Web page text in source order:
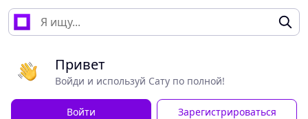
Привет
Войди и используй Сату по полной!
Войти Зарегистрироваться